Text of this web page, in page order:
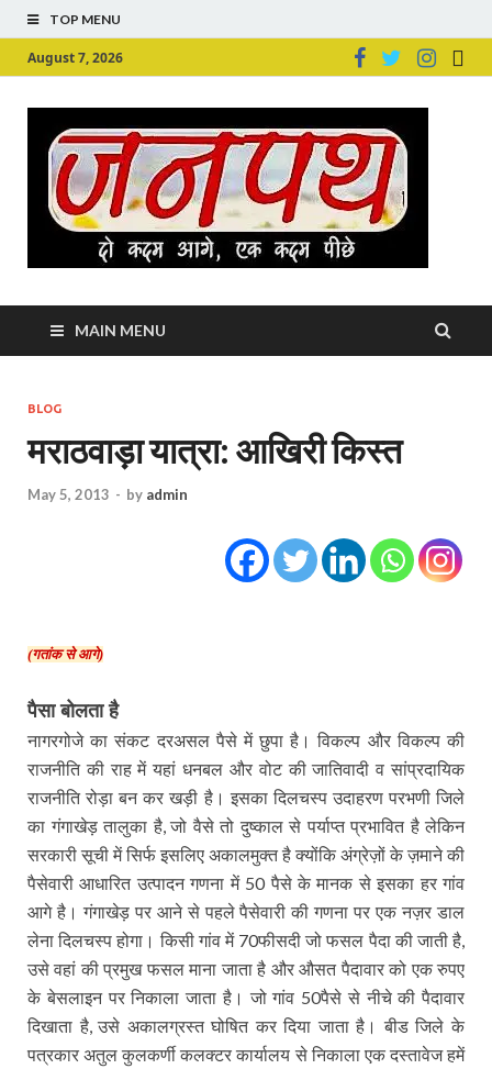
TOP MENU
August 7, 2026
MAIN MENU
BLOG
मराठवाड़ा यात्रा: आखिरी किस्‍त
May 5, 2013 - by admin
(गतांक से आगे)
पैसा बोलता है
नागरगोजे का संकट दरअसल पैसे में छुपा है। विकल्प और विकल्प की
राजनीति की राह में यहां धनबल और वोट की जातिवादी व सांप्रदायिक
राजनीति रोड़ा बन कर खड़ी है। इसका दिलचस्प उदाहरण परभणी जिले
का गंगाखेड़ तालुका है,जो वैसे तो दुष्काल से पर्याप्त प्रभावित है लेकिन
सरकारी सूची में सिर्फ इसलिए अकालमुक्त है क्योंकि अंग्रेज़ों के ज़माने की
पैसेवारी आधारित उत्पादन गणना में 50 पैसे के मानक से इसका हर गांव
आगे है। गंगाखेड़ पर आने से पहले पैसेवारी की गणना पर एक नज़र डाल
लेना दिलचस्प होगा। किसी गांव में 70फीसदी जो फसल पैदा की जाती है,
उसे वहां की प्रमुख फसल माना जाता है और औसत पैदावार को एक रुपए
के बेसलाइन पर निकाला जाता है। जो गांव 50पैसे से नीचे की पैदावार
दिखाता है,उसे अकालग्रस्त घोषित कर दिया जाता है। बीड जिले के
पत्रकार अतुल कुलकर्णी कलक्टर कार्यालय से निकाला एक दस्तावेज हमें